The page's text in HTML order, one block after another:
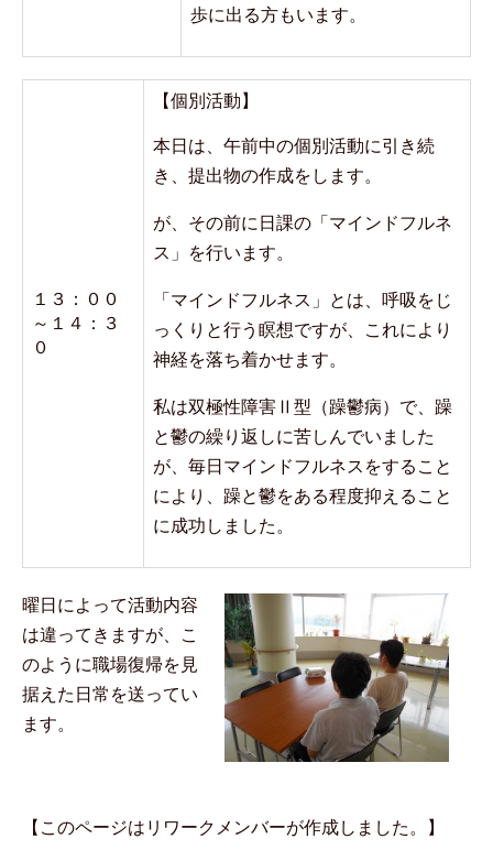
歩に出る方もいます。
１３：００
～１４：３
０
【個別活動】
本日は、午前中の個別活動に引き続
き、提出物の作成をします。
が、その前に日課の「マインドフルネ
ス」を行います。
「マインドフルネス」とは、呼吸をじ
っくりと行う瞑想ですが、これにより
神経を落ち着かせます。
私は双極性障害Ⅱ型（躁鬱病）で、躁
と鬱の繰り返しに苦しんでいました
が、毎日マインドフルネスをすること
により、躁と鬱をある程度抑えること
に成功しました。
曜日によって活動内容
は違ってきますが、こ
のように職場復帰を見
据えた日常を送ってい
ます。
【このページはリワークメンバーが作成しました。】